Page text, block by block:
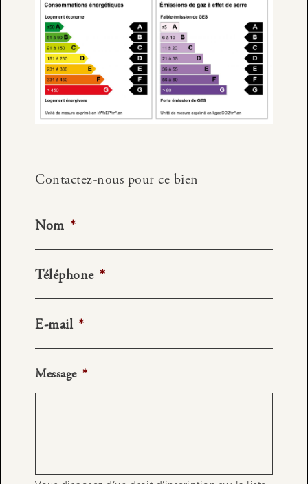
Contactez-nous pour ce bien
Nom *
Téléphone *
E-mail *
Message *